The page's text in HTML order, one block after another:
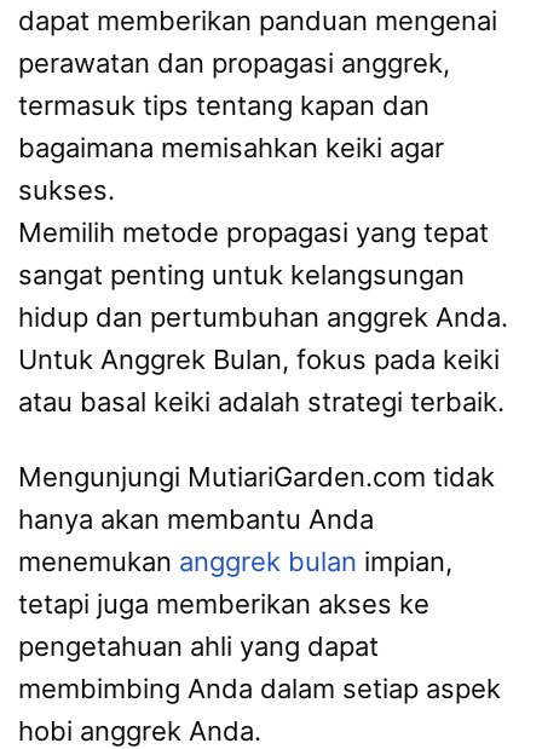
dapat memberikan panduan mengenai
perawatan dan propagasi anggrek,
termasuk tips tentang kapan dan
bagaimana memisahkan keiki agar
sukses.
Memilih metode propagasi yang tepat
sangat penting untuk kelangsungan
hidup dan pertumbuhan anggrek Anda.
Untuk Anggrek Bulan, fokus pada keiki
atau basal keiki adalah strategi terbaik.
Mengunjungi MutiariGarden.com tidak
hanya akan membantu Anda
menemukan anggrek bulan impian,
tetapi juga memberikan akses ke
pengetahuan ahli yang dapat
membimbing Anda dalam setiap aspek
hobi anggrek Anda.